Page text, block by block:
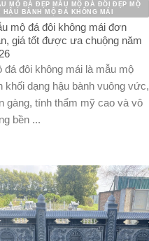
MỘ ĐÁ ĐẸP MẪU MỘ ĐÁ ĐÔI ĐẸP MỘ
HẬU BÀNH MỘ ĐÁ KHÔNG MÁI
mộ đá đôi không mái đơn
giá tốt được ưa chuộng năm
đá đôi không mái là mẫu mộ
khối dạng hậu bành vuông vức,
gàng, tính thẩm mỹ cao và vô
bền ...